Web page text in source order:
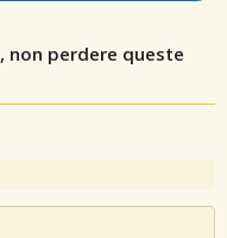
, non perdere queste